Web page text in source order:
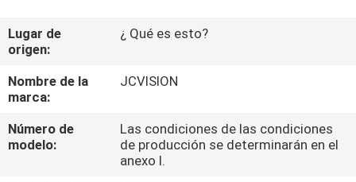
NOSOTROS
RECORRIDO
POR
LA
Lugar de
origen:
¿ Qué es esto?
Nombre de la
marca:
JCVISION
Número de
modelo:
Las condiciones de las condiciones
de producción se determinarán en el
anexo I.